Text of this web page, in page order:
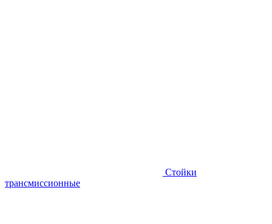
Стойки
трансмиссионные